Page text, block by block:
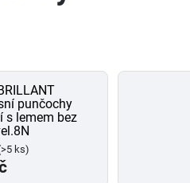
punčochy
s lemem bez
ks)